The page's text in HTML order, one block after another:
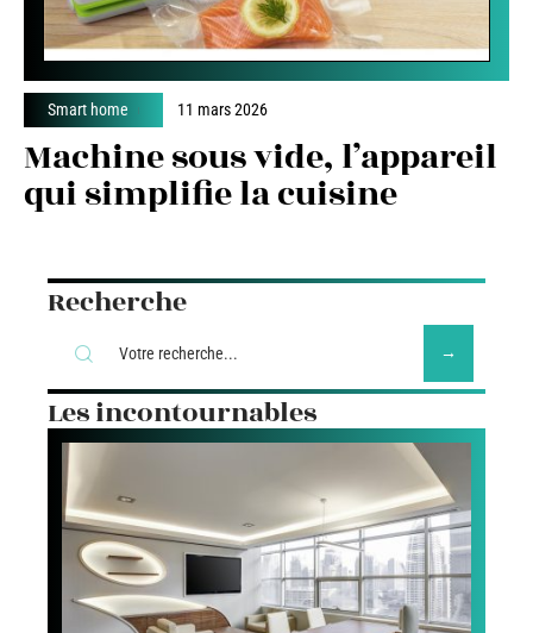
Smart home 11 mars 2026
Machine sous vide, l’appareil
qui simplifie la cuisine
Recherche
Les incontournables